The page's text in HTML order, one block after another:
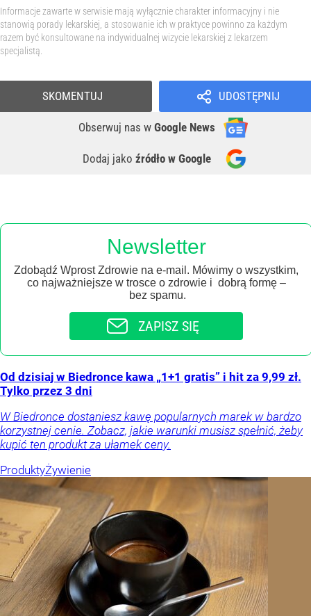
Informacje zawarte w serwisie mają wyłącznie charakter informacyjny i nie
stanowią porady lekarskiej, a stosowanie ich w praktyce powinno za każdym
razem być konsultowane na indywidualnej wizycie lekarskiej z lekarzem
specjalistą.
UDOSTĘPNIJ
Obserwuj nas w Google News
Dodaj jako źródło w Google
SKOMENTUJ
Newsletter
Zdobądź Wprost Zdrowie na e-mail. Mówimy o wszystkim,
co najważniejsze w trosce o zdrowie i dobrą formę –
bez spamu.
ZAPISZ SIĘ
Od dzisiaj w Biedronce kawa „1+1 gratis” i hit za 9,99 zł.
Tylko przez 3 dni
W Biedronce dostaniesz kawę popularnych marek w bardzo
korzystnej cenie. Zobacz, jakie warunki musisz spełnić, żeby
kupić ten produkt za ułamek ceny.
ProduktyŻywienie